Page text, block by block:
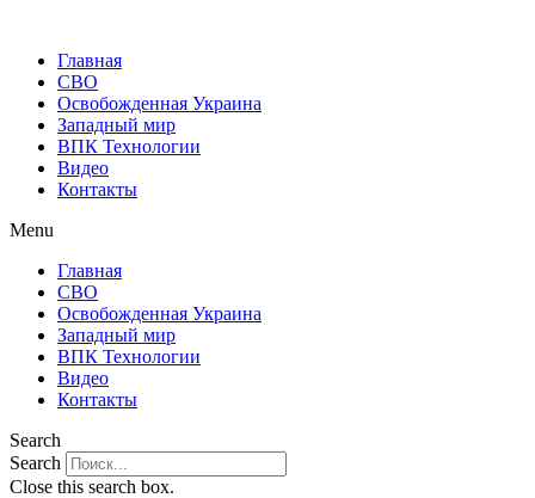
Главная
СВО
Освобожденная Украина
Западный мир
ВПК Технологии
Видео
Контакты
Menu
Главная
СВО
Освобожденная Украина
Западный мир
ВПК Технологии
Видео
Контакты
Search
Search
Close this search box.